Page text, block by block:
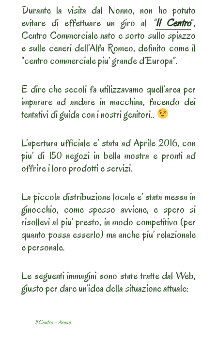
Durante la visita dal Nonno, non ho potuto
evitare di effettuare un giro al “Il Centro“,
Centro Commerciale nato e sorto sullo spiazzo
e sulle ceneri dell’Alfa Romeo, definito come il
“centro commerciale piu’ grande d’Europa”.
E dire che secoli fa utilizzavamo quell’area per
imparare ad andare in macchina, facendo dei
tentativi di guida con i nostri genitori..
L’apertura ufficiale e’ stata ad Aprile 2016, con
piu’ di 150 negozi in bella mostra e pronti ad
offrire i loro prodotti e servizi.
La piccola distribuzione locale e’ stata messa in
ginocchio, come spesso avviene, e spero si
risollevi al piu’ presto, in modo competitivo (per
quanto possa esserlo) ma anche piu’ relazionale
e personale.
Le seguenti immagini sono state tratte dal Web,
giusto per dare un’idea della situazione attuale:
Il Centro – Arese